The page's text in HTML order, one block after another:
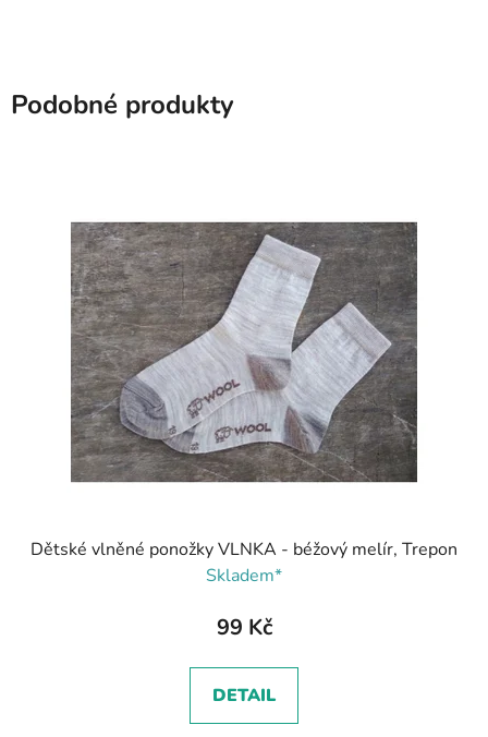
Podobné produkty
Dětské vlněné ponožky VLNKA - béžový melír, Trepon
Skladem*
99 Kč
DETAIL